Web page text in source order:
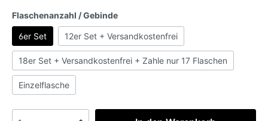
Flaschenanzahl / Gebinde
6er Set 12er Set + Versandkostenfrei
18er Set + Versandkostenfrei + Zahle nur 17 Flaschen
Einzelflasche